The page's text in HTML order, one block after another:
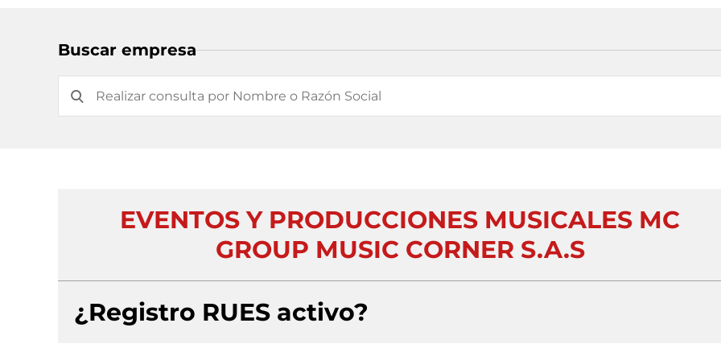
Buscar empresa
EVENTOS Y PRODUCCIONES MUSICALES MC
GROUP MUSIC CORNER S.A.S
¿Registro RUES activo?